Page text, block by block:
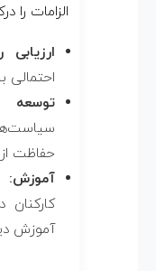
الزامات را
احتمالی
حفاظت
آموزش:
کارکنان
آموزش